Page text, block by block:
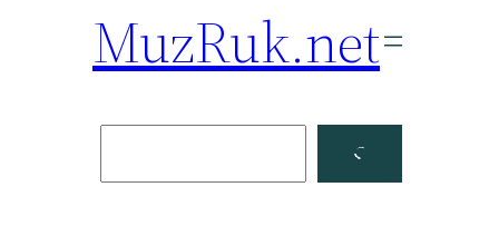
MuzRuk.net
Facebook